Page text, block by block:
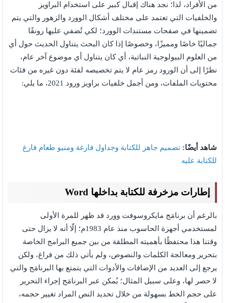
من الأفراد، لذا؛ نجد هناك إقبال كبير على استخدام البراويز
والخلفيات التي تعتمد على مختلف أشكال الوورد والزهور والتي يتم
تضمينها في صفحات مستندات الوورد؛ لكي تُضفي عليها رونقًا
جماليًا خاصًا ومميزًا، وخصوصًا إذا كان البحث يتناول الحديث حول أي
من العلوم البيولوجية النباتية، أي كان يتناول أي موضوع آخر عام،
نظرًا إلى أن الورود رمز عام لا يتم تخصيصه لفئة دون غيره من فئات
محتويات الملفات، ومن أجمل خلفيات براويز ورود 2021، ما يلي:
شاهد أيضًا: تصميم جاهز للكتابة وجداول فارغة ومنيو طعام فارغ
للكتابة عليه
إطارات مزخرفة للكتابة بداخلها Word
بالرغم أن برنامَج مايكروسوفت وورد قد ظهر للمرة الأولى
لمستخدمي أجهزة الحاسوب منذ عام 1983م؛ إلّا أنه لا يزال حتى
وقتنا هذا محتفظًا بأهميته المطلقة من بين جميع البرامج الخاصة
بتحرير ومعالجة الكلمات والنصوص، ولم يأتي ذلك من فراغ، ولكن
يرجع إلى العديد من الإضافات والأدوات التي يتمتع بها البرنامَج والتي
لا حصر لها، وعلى سبيل المثال؛ يُمكن عبر البرنامَج إجراء التحرير
على حجم الخط بسهولة من خلال تحديد النص المراد تغيير حجمه،